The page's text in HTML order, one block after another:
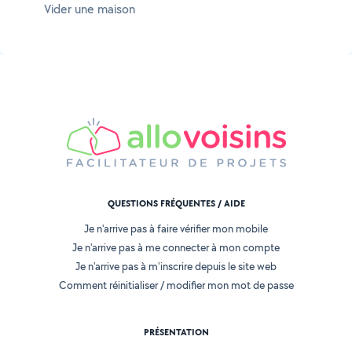
Vider une maison
QUESTIONS FRÉQUENTES / AIDE
Je n'arrive pas à faire vérifier mon mobile
Je n'arrive pas à me connecter à mon compte
Je n'arrive pas à m'inscrire depuis le site web
Comment réinitialiser / modifier mon mot de passe
PRÉSENTATION